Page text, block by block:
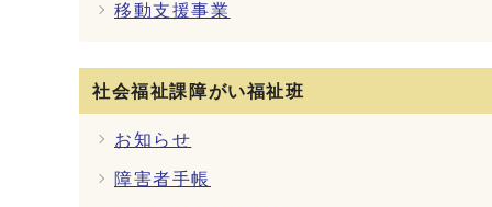
移動支援事業
社会福祉課障がい福祉班
お知らせ
障害者手帳